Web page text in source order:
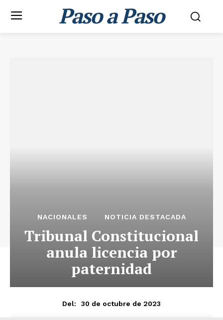
Paso a Paso
NACIONALES NOTICIA DESTACADA
Tribunal Constitucional
anula licencia por
paternidad
Del: 30 de octubre de 2023